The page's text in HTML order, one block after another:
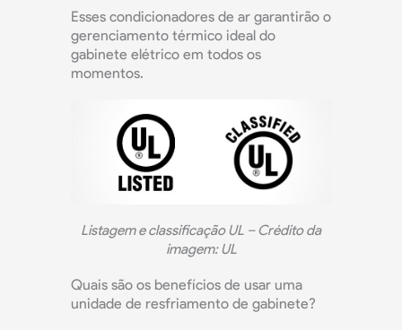
Esses condicionadores de ar garantirão o
gerenciamento térmico ideal do
gabinete elétrico em todos os
momentos.
Listagem e classificação UL – Crédito da
imagem: UL
Quais são os benefícios de usar uma
unidade de resfriamento de gabinete?